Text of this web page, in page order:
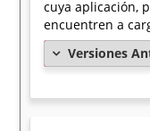
cuya aplicación,
encuentren a
Versiones